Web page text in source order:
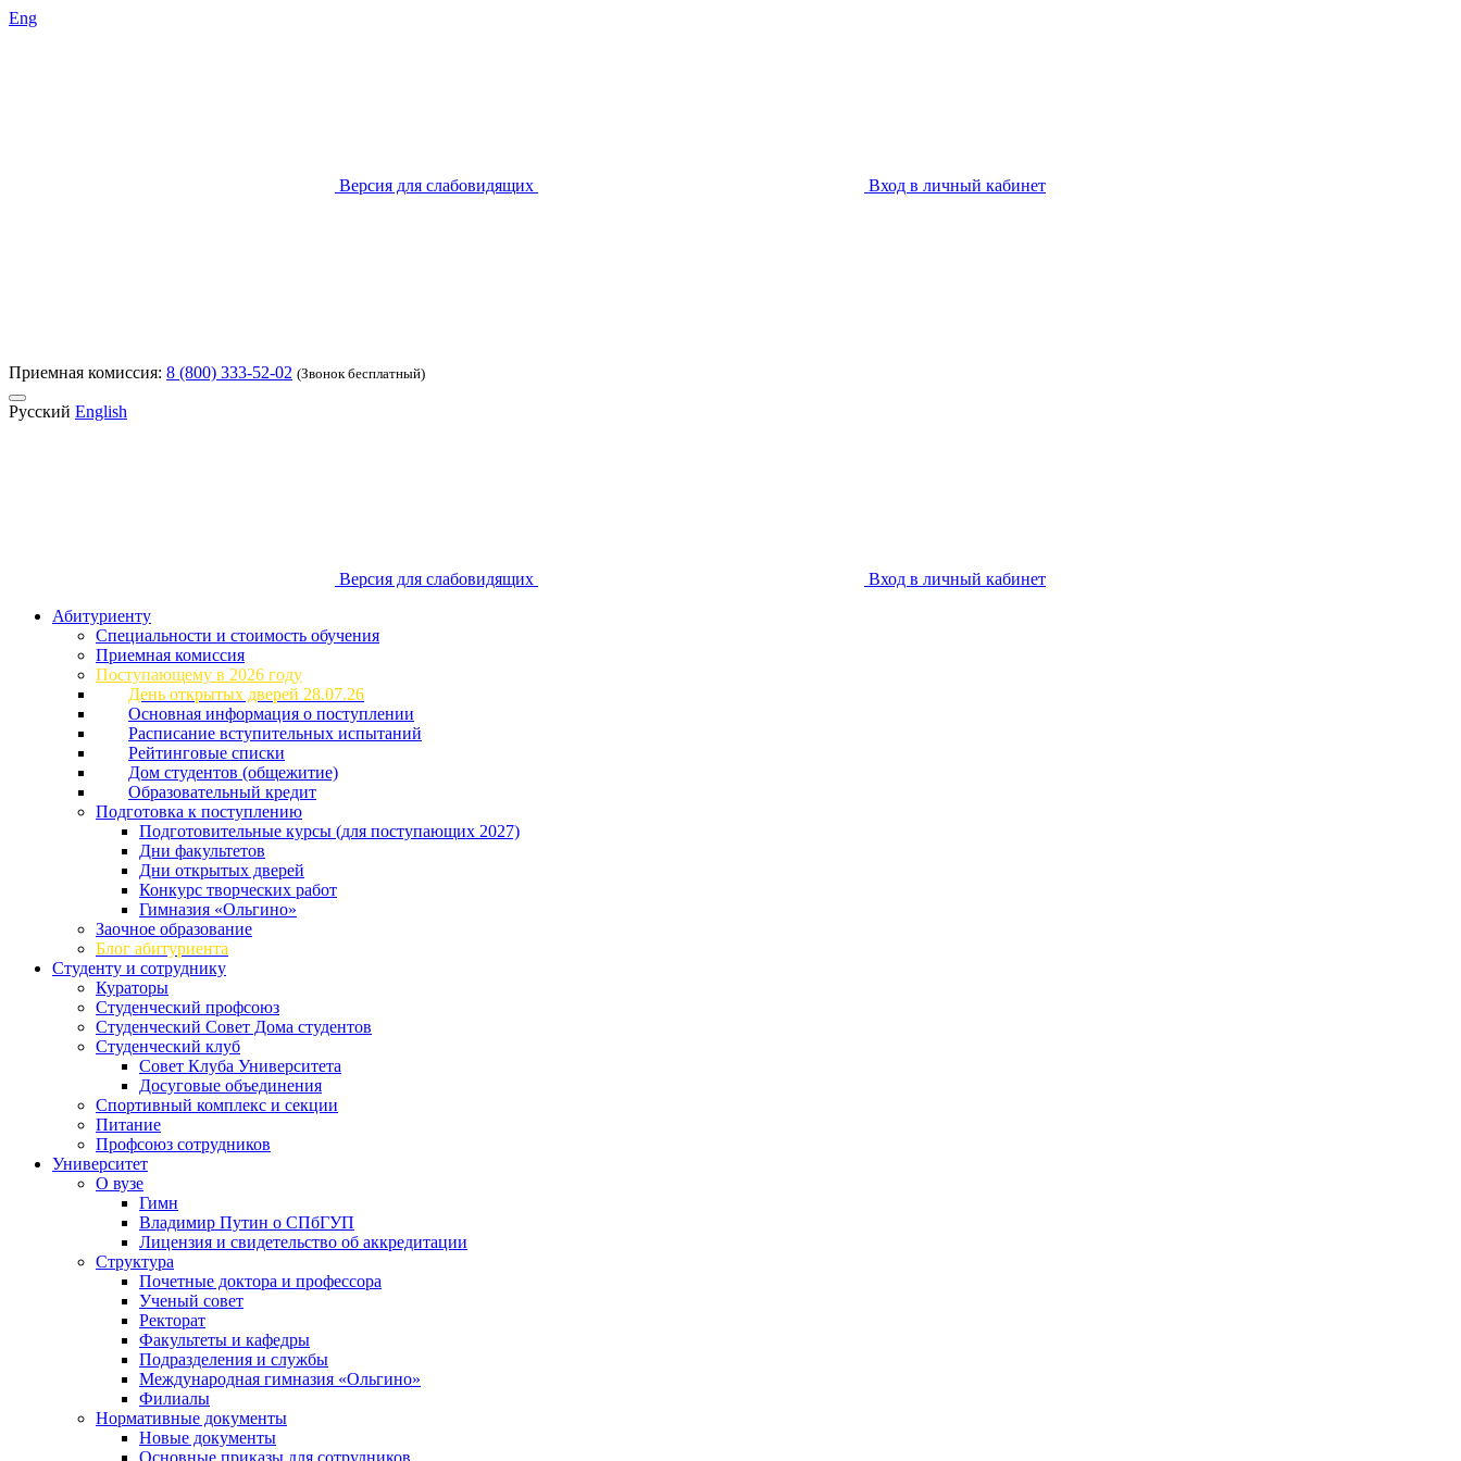
Eng
Версия для слабовидящих Вход в личный кабинет
Приемная комиссия: 8 (800) 333-52-02 (Звонок бесплатный)
Русский English
Версия для слабовидящих
Вход в личный кабинет
Абитуриенту
Специальности и стоимость обучения
Приемная комиссия
Поступающему в 2026 году
День открытых дверей 28.07.26
Основная информация о поступлении
Расписание вступительных испытаний
Рейтинговые списки
Дом студентов (общежитие)
Образовательный кредит
Подготовка к поступлению
Подготовительные курсы (для поступающих 2027)
Дни факультетов
Дни открытых дверей
Конкурс творческих работ
Гимназия «Ольгино»
Заочное образование
Блог абитуриента
Студенту и сотруднику
Кураторы
Студенческий профсоюз
Студенческий Совет Дома студентов
Студенческий клуб
Совет Клуба Университета
Досуговые объединения
Спортивный комплекс и секции
Питание
Профсоюз сотрудников
Университет
О вузе
Гимн
Владимир Путин о СПбГУП
Лицензия и свидетельство об аккредитации
Структура
Почетные доктора и профессора
Ученый совет
Ректорат
Факультеты и кафедры
Подразделения и службы
Международная гимназия «Ольгино»
Филиалы
Нормативные документы
Новые документы
Основные приказы для сотрудников